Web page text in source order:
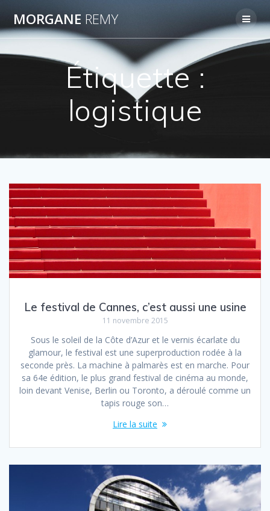
MORGANE REMY
Étiquette :
logistique
Le festival de Cannes, c’est aussi une usine
11 novembre 2015
Sous le soleil de la Côte d’Azur et le vernis écarlate du
glamour, le festival est une superproduction rodée à la
seconde près. La machine à palmarès est en marche. Pour
sa 64e édition, le plus grand festival de cinéma au monde,
loin devant Venise, Berlin ou Toronto, a déroulé comme un
tapis rouge son…
Lire la suite